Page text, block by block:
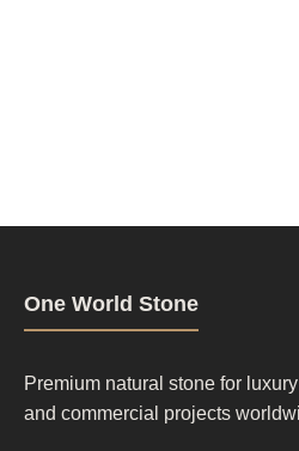
One World Stone
Premium natural stone for
and commercial projects